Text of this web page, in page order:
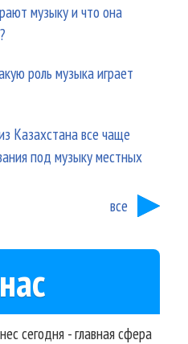
музыку и что она
роль музыка играет
Казахстана все чаще
под музыку местных
все
сегодня - главная сфера